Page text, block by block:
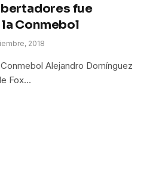
fue
Conmebol
2018
Alejandro Domínguez
Fox…